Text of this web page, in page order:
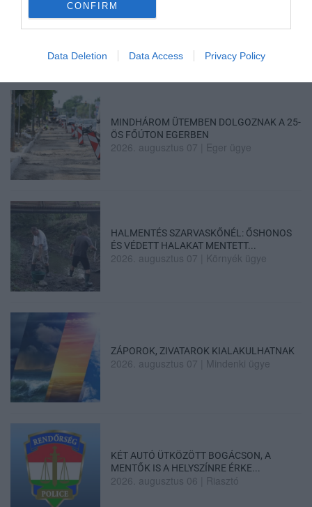
CONFIRM
Data Deletion Data Access Privacy Policy
TÍZ ÉVE NEM VOLT ILYEN ALACSONY AZ
MINDHÁROM ÜTEMBEN DOLGOZNAK A 25-
ÖS FŐÚTON EGERBEN
2026. augusztus 07 Eger ügye
HALMENTÉS SZARVASKŐNÉL: ŐSHONOS
ÉS VÉDETT HALAKAT MENTETT...
2026. augusztus 07 Környék ügye
ZÁPOROK, ZIVATAROK KIALAKULHATNAK
2026. augusztus 07 Mindenki ügye
KÉT AUTÓ ÜTKÖZÖTT BOGÁCSON, A
MENTŐK IS A HELYSZÍNRE ÉRKE...
2026. augusztus 06 Riasztó